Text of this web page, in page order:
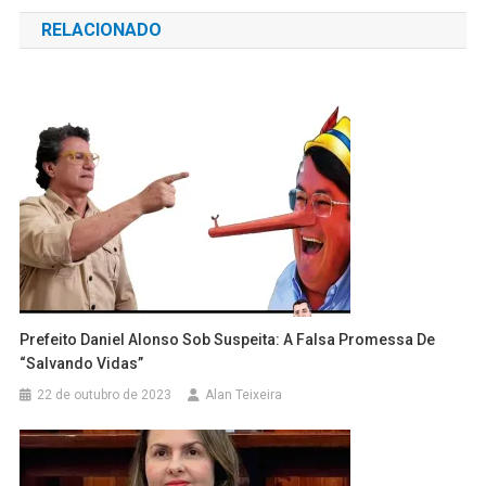
Post
RELACIONADO
Prefeito Daniel Alonso Sob Suspeita: A Falsa Promessa De
“Salvando Vidas”
22 de outubro de 2023 Alan Teixeira